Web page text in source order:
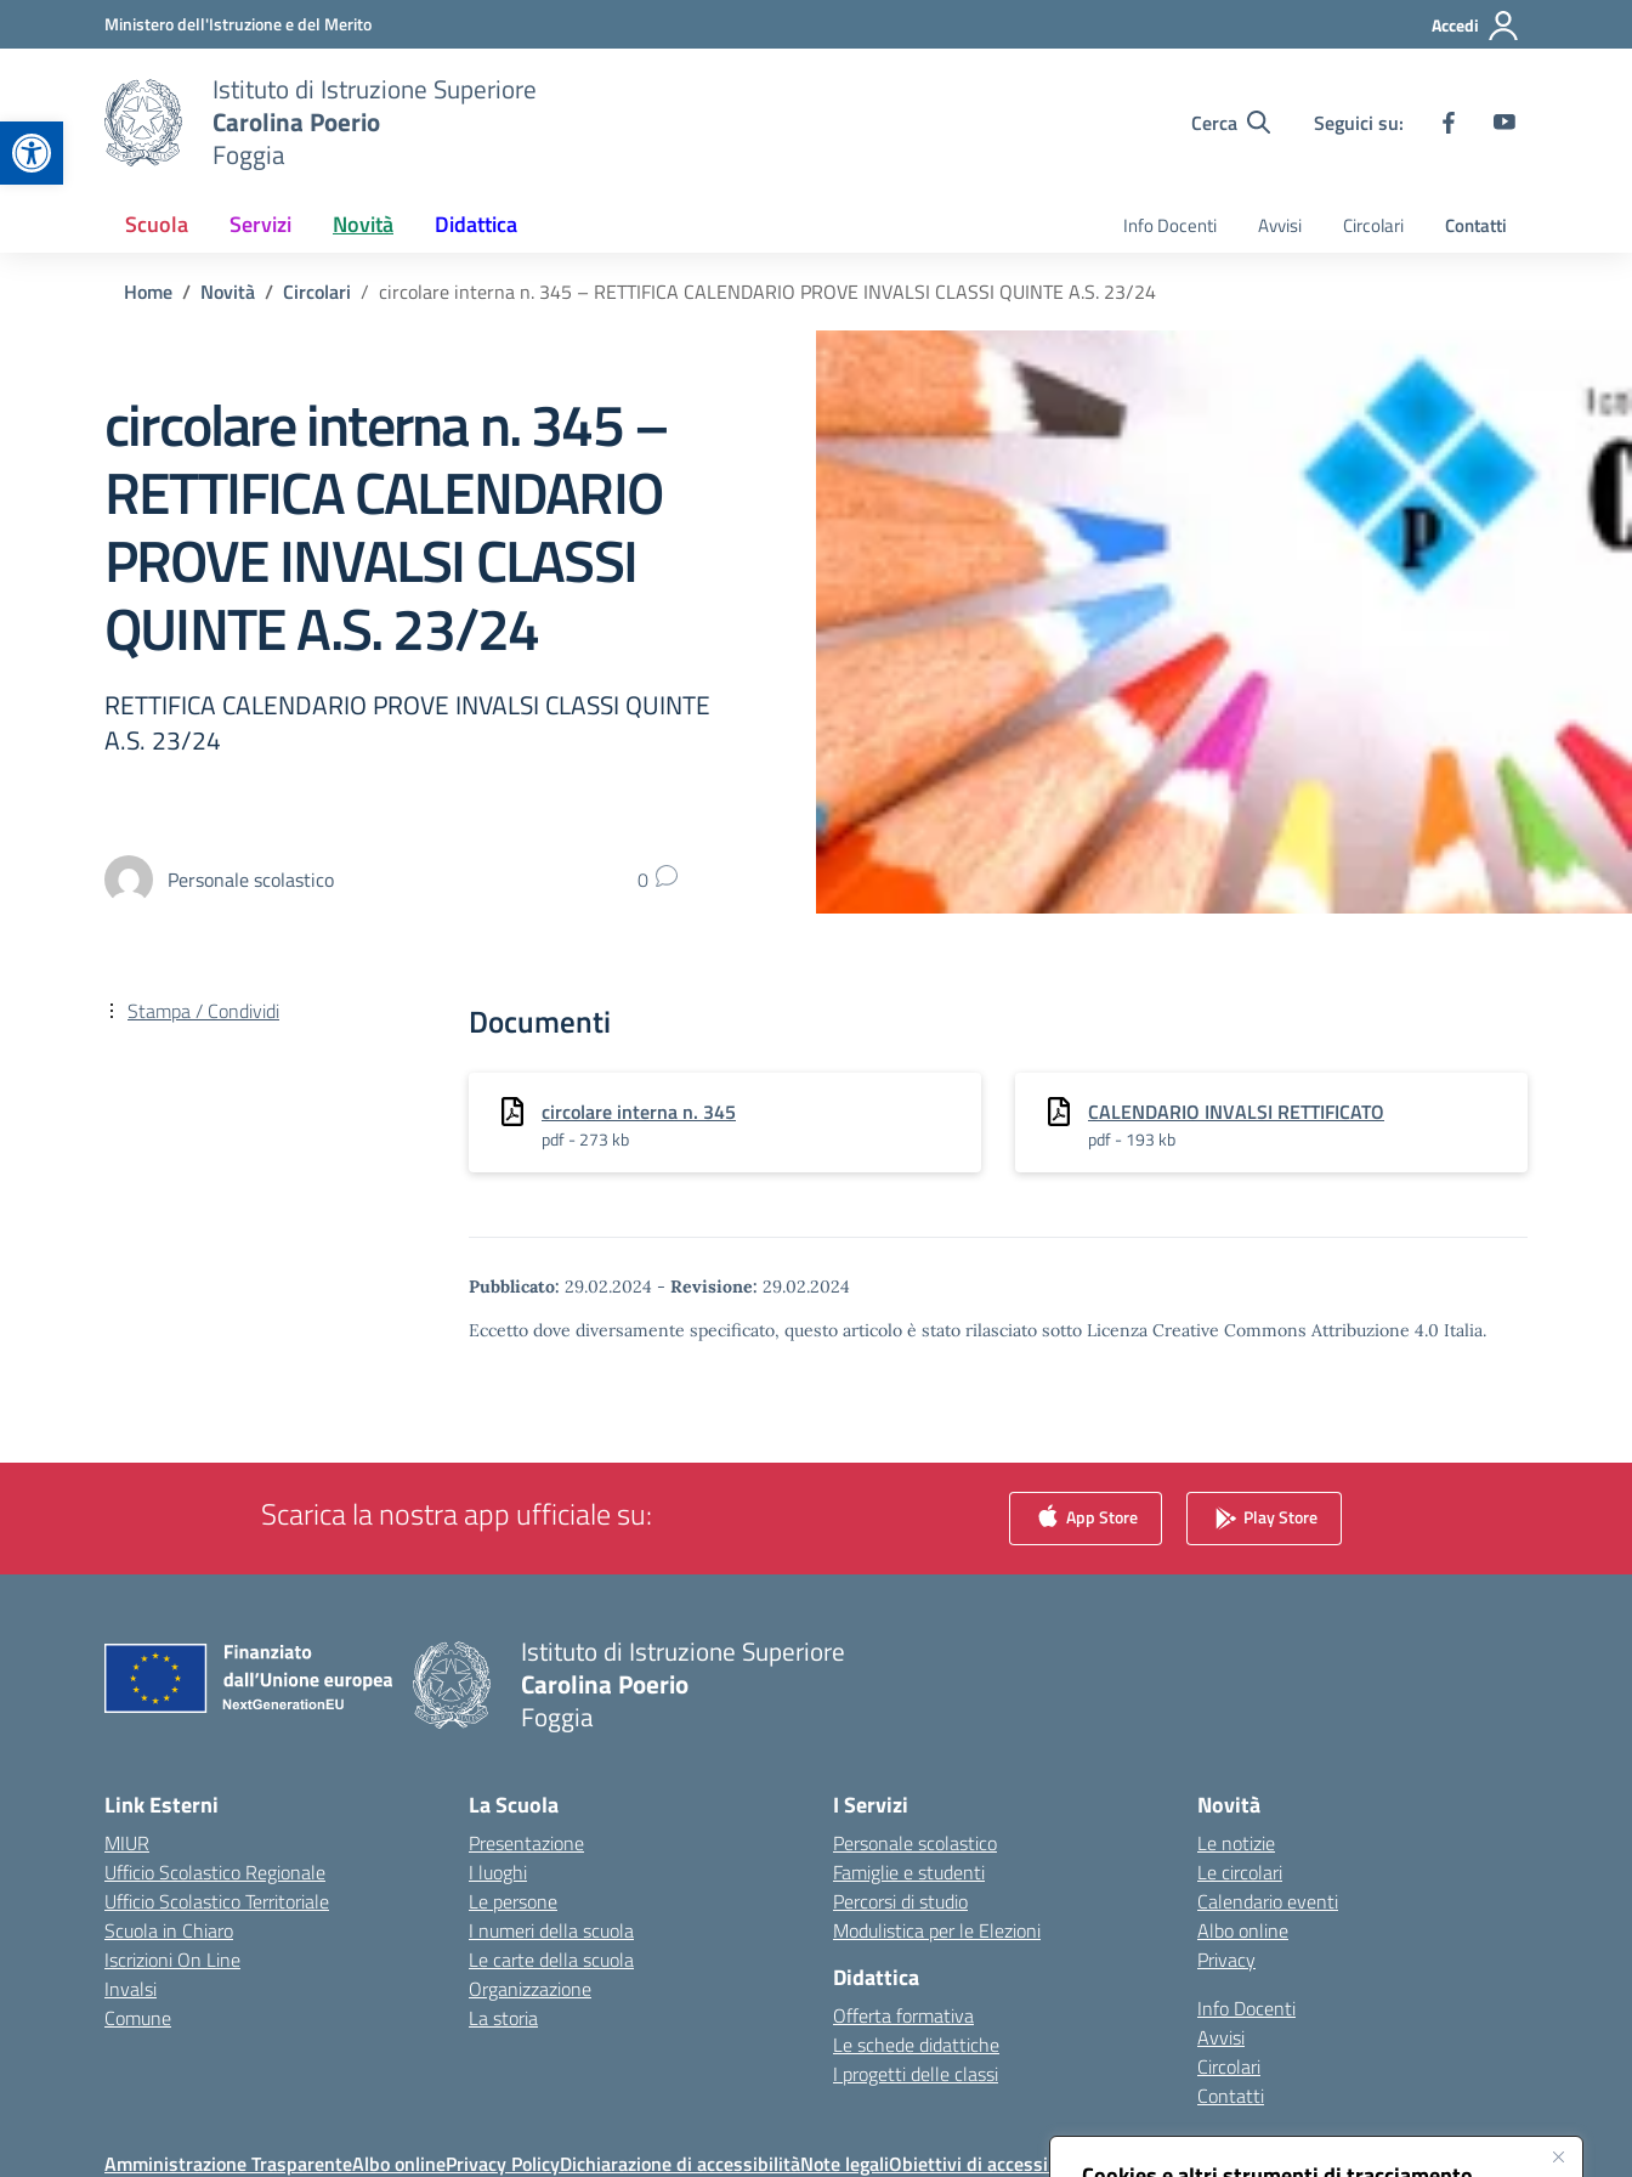
Apri la barra degli strumenti
Vai ai contenuti
Vai al menu di navigazioneMinistero dell'Istruzione e del Merito Accedi
Istituto di Istruzione Superiore
Carolina Poerio
Foggia
Cerca Seguici su:
Scuola Servizi Novità Didattica Info Docenti Avvisi Circolari Contatti
Home Novità Circolari circolare interna n. 345 – RETTIFICA CALENDARIO PROVE INVALSI CLASSI QUINTE A.S. 23/24
circolare interna n. 345 –
RETTIFICA CALENDARIO
PROVE INVALSI CLASSI
QUINTE A.S. 23/24
RETTIFICA CALENDARIO PROVE INVALSI CLASSI QUINTE
A.S. 23/24
Personale scolastico 0
Documenti
circolare interna n. 345
pdf - 273 kb
CALENDARIO INVALSI RETTIFICATO
pdf - 193 kb
Pubblicato: 29.02.2024 - Revisione: 29.02.2024
Eccetto dove diversamente specificato, questo articolo è stato rilasciato sotto Licenza Creative Commons Attribuzione 4.0 Italia.
Stampa / Condividi
Scarica la nostra app ufficiale su: App Store Play Store
Istituto di Istruzione Superiore
Carolina Poerio
Foggia
Link Esterni
MIUR
Ufficio Scolastico Regionale
Ufficio Scolastico Territoriale
Scuola in Chiaro
Iscrizioni On Line
Invalsi
Comune
La Scuola
Presentazione
I luoghi
Le persone
I numeri della scuola
Le carte della scuola
Organizzazione
La storia
I Servizi
Personale scolastico
Famiglie e studenti
Percorsi di studio
Modulistica per le Elezioni
Didattica
Offerta formativa
Le schede didattiche
I progetti delle classi
Novità
Le notizie
Le circolari
Calendario eventi
Albo online
Privacy
Info Docenti
Avvisi
Circolari
Contatti
Amministrazione TrasparenteAlbo onlinePrivacy PolicyDichiarazione di accessibilitàNote legaliObiettivi di accessibilità